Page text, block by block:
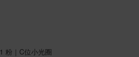
粉｜C位小光圈